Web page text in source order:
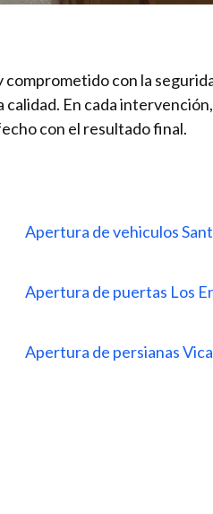
con la
En cada
con el resultado final.
Apertura de vehiculos
Apertura de puertas Los
Apertura de persianas